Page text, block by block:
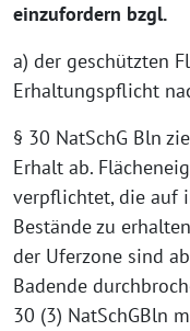
einzufordern bzgl.
a) der geschützten
Erhaltungspflicht
§ 30 NatSchG Bln
Erhalt ab.
verpflichtet, die auf
Bestände zu
der Uferzone sind
Badende
30 (3) NatSchGBln